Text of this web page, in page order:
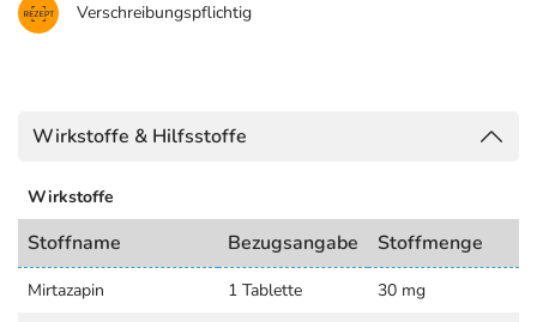
Verschreibungspflichtig
Wirkstoffe & Hilfsstoffe
Wirkstoffe
Stoffname Bezugsangabe Stoffmenge
Mirtazapin 1 Tablette
30 mg